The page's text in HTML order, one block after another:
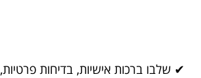
✔ שלבו ברכות אישיות, בדיחות